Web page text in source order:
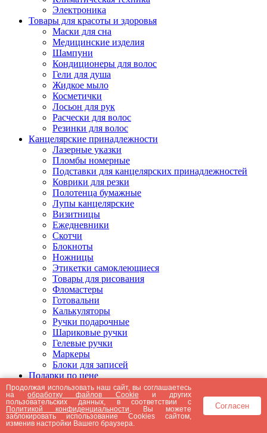
Электроника
Товары для красоты и здоровья
Маски для сна
Медицинские изделия
Шампуни
Кондиционеры для волос
Гели для душа
Жидкое мыло
Косметички
Лосьон для рук
Расчески для волос
Резинки для волос
Канцелярские принадлежности
Лазерные указки
Пломбы номерные
Подставки для канцелярских принадлежностей
Коврики для резки
Полотенца бумажные
Лупы канцелярские
Визитницы
Ежедневники
Скотчи
Блокноты
Ножницы
Этикетки самоклеющиеся
Товары для рисования
Фломастеры
Готовальни
Калькуляторы
Ручки подарочные
Шариковые ручки
Гелевые ручки
Маркеры
Блоки для записей
Подарки по цене
Подарки от 5000 рублей
Подарки до 5000 рублей
Подарки до 3000 рублей
Подарки до 2000 рублей
Подарки до 1000 рублей
Продолжая использовать наш сайт, вы соглашаетесь
наобработку файлов Cookie и других
пользовательских данных, в соответствии с
Политикой конфиденциальности . Вы можете
заблокировать использование Cookies сайтом,
изменив настройки Вашего браузера.
Согласен